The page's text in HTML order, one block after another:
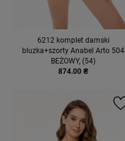
6212 komplet damski
bluzka+szorty Anabel Arto 504
BEŻOWY, (54)
874.00 ₴